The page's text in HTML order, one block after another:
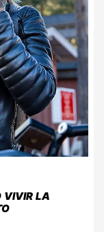
VIVIR LA